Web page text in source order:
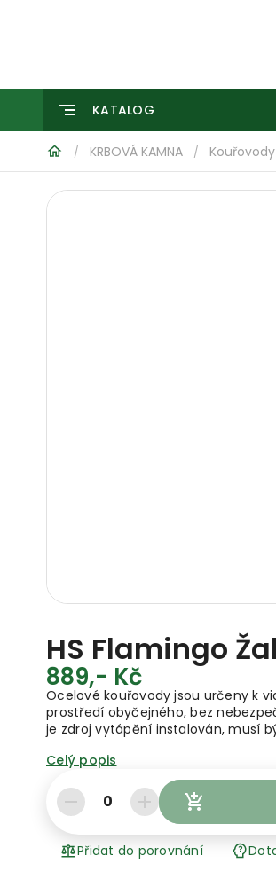
KATALOG
/ KRBOVÁ KAMNA / Kouřovody
HS Flamingo
889,- Kč
Ocelové kouřovody jsou určeny k
prostředí obyčejného, bez
je zdroj vytápění instalován, musí
Celý popis
0
Přidat do porovnání